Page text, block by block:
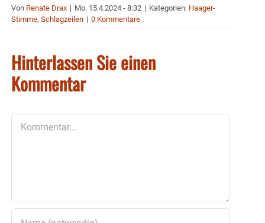
Von Renate Drax | Mo. 15.4.2024 - 8:32 | Kategorien: Haager-
Stimme, Schlagzeilen | 0 Kommentare
Hinterlassen Sie einen
Kommentar